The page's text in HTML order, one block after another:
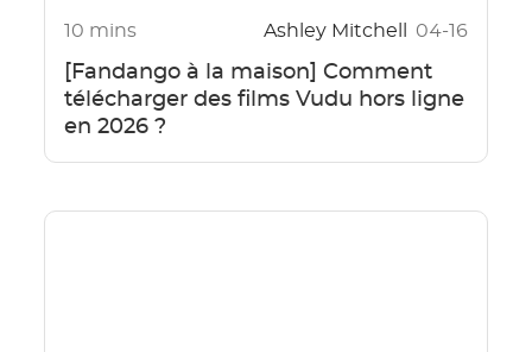
10 mins Ashley Mitchell 04-16
[Fandango à la maison] Comment
télécharger des films Vudu hors ligne
en 2026 ?